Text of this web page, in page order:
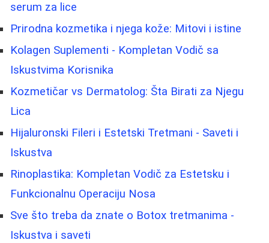
serum za lice
Prirodna kozmetika i njega kože: Mitovi i istine
Kolagen Suplementi - Kompletan Vodič sa
Iskustvima Korisnika
Kozmetičar vs Dermatolog: Šta Birati za Njegu
Lica
Hijaluronski Fileri i Estetski Tretmani - Saveti i
Iskustva
Rinoplastika: Kompletan Vodič za Estetsku i
Funkcionalnu Operaciju Nosa
Sve što treba da znate o Botox tretmanima -
Iskustva i saveti